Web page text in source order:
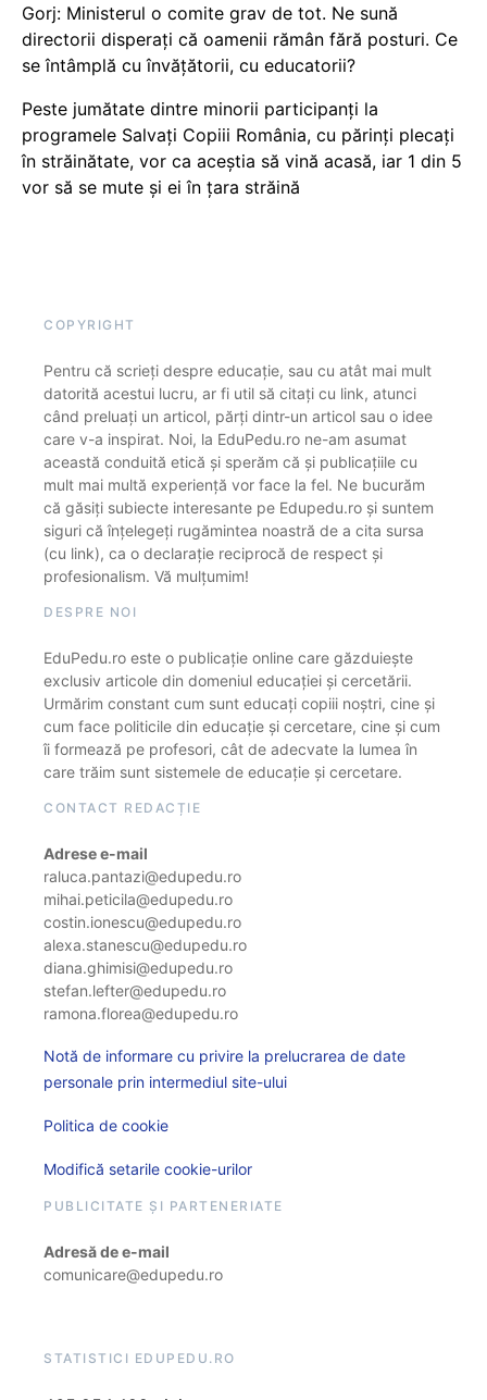
Gorj: Ministerul o comite grav de tot. Ne sună
directorii disperați că oamenii rămân fără posturi. Ce
se întâmplă cu învățătorii, cu educatorii?
Peste jumătate dintre minorii participanți la
programele Salvați Copiii România, cu părinți plecați
în străinătate, vor ca aceștia să vină acasă, iar 1 din 5
vor să se mute și ei în țara străină
COPYRIGHT
Pentru că scrieți despre educație, sau cu atât mai mult
datorită acestui lucru, ar fi util să citați cu link, atunci
când preluați un articol, părți dintr-un articol sau o idee
care v-a inspirat. Noi, la EduPedu.ro ne-am asumat
această conduită etică și sperăm că și publicațiile cu
mult mai multă experiență vor face la fel. Ne bucurăm
că găsiți subiecte interesante pe Edupedu.ro și suntem
siguri că înțelegeți rugămintea noastră de a cita sursa
(cu link), ca o declarație reciprocă de respect și
profesionalism. Vă mulțumim!
DESPRE NOI
EduPedu.ro este o publicație online care găzduiește
exclusiv articole din domeniul educației și cercetării.
Urmărim constant cum sunt educați copiii noștri, cine și
cum face politicile din educație și cercetare, cine și cum
îi formează pe profesori, cât de adecvate la lumea în
care trăim sunt sistemele de educație și cercetare.
CONTACT REDACȚIE
Adrese e-mail
raluca.pantazi@edupedu.ro
mihai.peticila@edupedu.ro
costin.ionescu@edupedu.ro
alexa.stanescu@edupedu.ro
diana.ghimisi@edupedu.ro
stefan.lefter@edupedu.ro
ramona.florea@edupedu.ro
Notă de informare cu privire la prelucrarea de date
personale prin intermediul site-ului
Politica de cookie
Modifică setarile cookie-urilor
PUBLICITATE ȘI PARTENERIATE
Adresă de e-mail
comunicare@edupedu.ro
STATISTICI EDUPEDU.RO